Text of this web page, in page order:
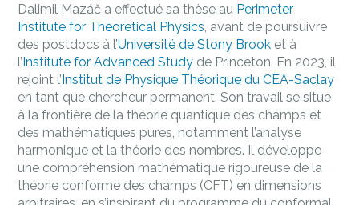
Dalimil Mazáč a effectué sa thèse au Perimeter
Institute for Theoretical Physics, avant de poursuivre
des postdocs à l’Université de Stony Brook et à
l’Institute for Advanced Study de Princeton. En 2023, il
rejoint l’Institut de Physique Théorique du CEA-Saclay
en tant que chercheur permanent. Son travail se situe
à la frontière de la théorie quantique des champs et
des mathématiques pures, notamment l’analyse
harmonique et la théorie des nombres. Il développe
une compréhension mathématique rigoureuse de la
théorie conforme des champs (CFT) en dimensions